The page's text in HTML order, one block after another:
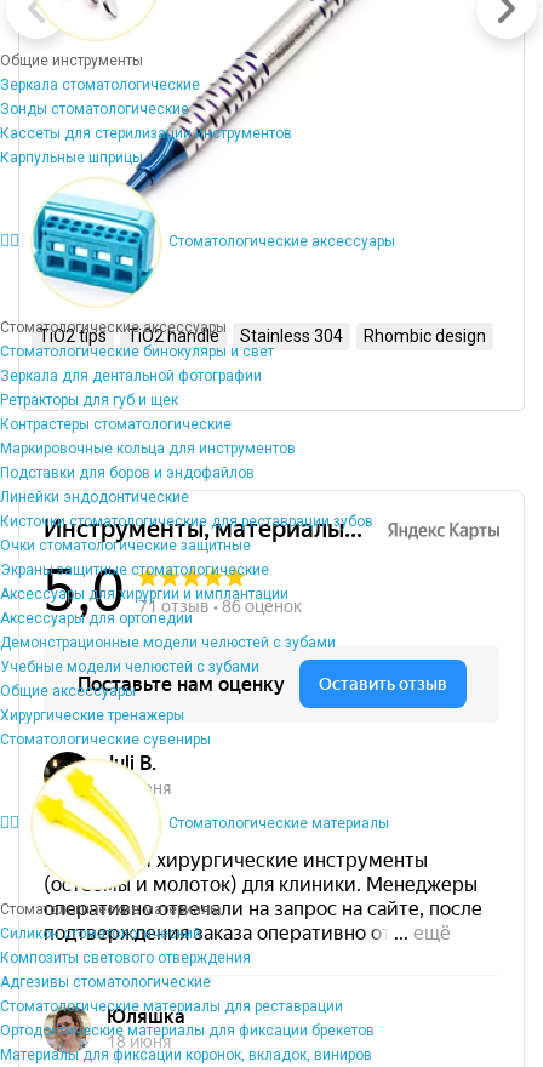
Общие инструменты
Зеркала стоматологические
Зонды стоматологические
Кассеты для стерилизации инструментов
Карпульные шприцы
Стоматологические аксессуары
Стоматологические аксессуары
Стоматологические бинокуляры и свет
Зеркала для дентальной фотографии
Ретракторы для губ и щек
Контрастеры стоматологические
Маркировочные кольца для инструментов
Подставки для боров и эндофайлов
Линейки эндодонтические
Кисточки стоматологические для реставрации зубов
Очки стоматологические защитные
Экраны защитные стоматологические
Аксессуары для хирургии и имплантации
Аксессуары для ортопедии
Демонстрационные модели челюстей с зубами
Учебные модели челюстей с зубами
Общие аксессуары
Хирургические тренажеры
Стоматологические сувениры
Стоматологические материалы
Стоматологические материалы
Силикон стоматологический
Композиты светового отверждения
Адгезивы стоматологические
Стоматологические материалы для реставрации
Ортодонтические материалы для фиксации брекетов
Материалы для фиксации коронок, вкладок, виниров
TiO2 tips TiO2 handle Stainless 304 Rhombic design